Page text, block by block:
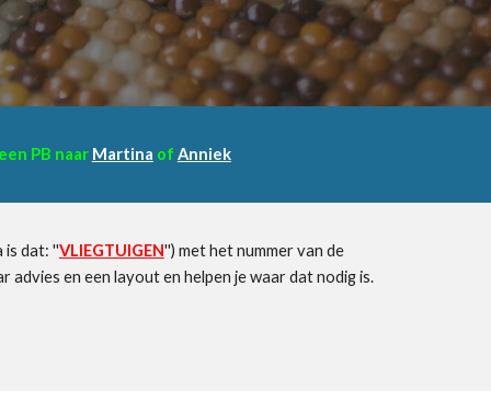
PB naar Martina of Anniek
is dat: ''VLIEGTUIGEN'') met het nummer van de
advies en een layout en helpen je waar dat nodig is.